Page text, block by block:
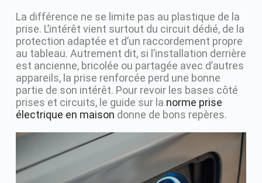
La différence ne se limite pas au plastique de la
prise. L’intérêt vient surtout du circuit dédié, de la
protection adaptée et d’un raccordement propre
au tableau. Autrement dit, si l’installation derrière
est ancienne, bricolée ou partagée avec d’autres
appareils, la prise renforcée perd une bonne
partie de son intérêt. Pour revoir les bases côté
prises et circuits, le guide sur la norme prise
électrique en maison donne de bons repères.